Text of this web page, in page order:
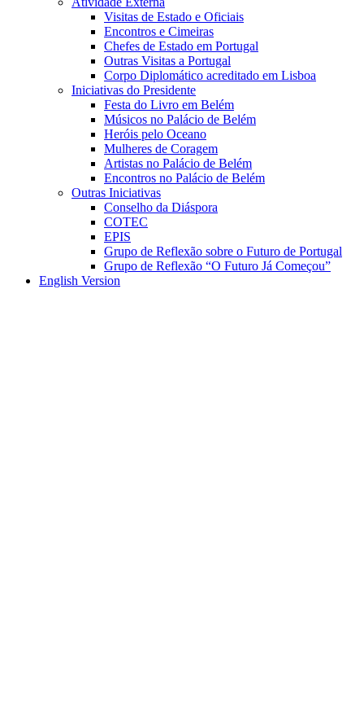
Visitas de Estado e Oficiais
Encontros e Cimeiras
Chefes de Estado em Portugal
Outras Visitas a Portugal
Corpo Diplomático acreditado em Lisboa
Iniciativas do Presidente
Festa do Livro em Belém
Músicos no Palácio de Belém
Heróis pelo Oceano
Mulheres de Coragem
Artistas no Palácio de Belém
Encontros no Palácio de Belém
Outras Iniciativas
Conselho da Diáspora
COTEC
EPIS
Grupo de Reflexão sobre o Futuro de Portugal
Grupo de Reflexão “O Futuro Já Começou”
English Version